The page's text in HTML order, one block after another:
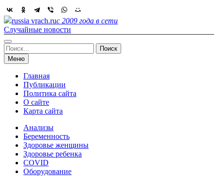
Skip
to
content
russia vrach.ruс 2009 года в сети
Случайные новости
Найти:
Меню
Главная
Публикации
Политика сайта
О сайте
Карта сайта
Анализы
Беременность
Здоровье женщины
Здоровье ребенка
COVID
Оборудование